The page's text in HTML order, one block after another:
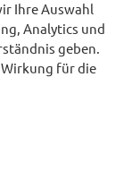
Ihre Auswahl
Analytics und
geben.
für die